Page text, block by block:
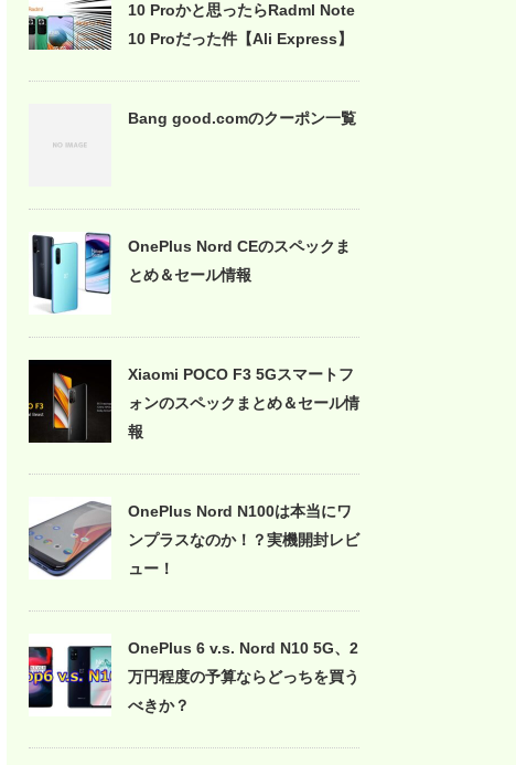
10 Proかと思ったらRadml Note
10 Proだった件【Ali Express】
Bang good.comのクーポン一覧
OnePlus Nord CEのスペックま
とめ＆セール情報
Xiaomi POCO F3 5Gスマートフ
ォンのスペックまとめ＆セール情
報
OnePlus Nord N100は本当にワ
ンプラスなのか！？実機開封レビ
ュー！
OnePlus 6 v.s. Nord N10 5G、2
万円程度の予算ならどっちを買う
べきか？